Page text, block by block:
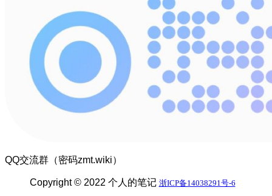
QQ交流群（密码zmt.wiki）
Copyright © 2022 个人的笔记 浙ICP备14038291号-6